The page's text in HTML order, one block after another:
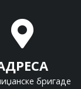
бригаде